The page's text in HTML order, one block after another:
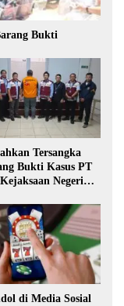
Bukti
Tersangka
Bukti Kasus PT
Negeri
di Media Sosial